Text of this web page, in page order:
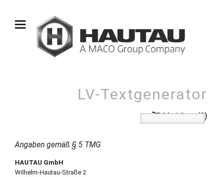
LV-Textgenerator
Merkliste (0)
Angaben gemäß § 5 TMG
HAUTAU GmbH
Wilhelm-Hautau-Straße 2